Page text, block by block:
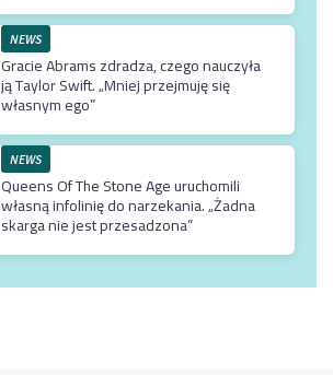
NEWS
Gracie Abrams zdradza, czego nauczyła
ją Taylor Swift. „Mniej przejmuję się
własnym ego”
NEWS
Queens Of The Stone Age uruchomili
własną infolinię do narzekania. „Żadna
skarga nie jest przesadzona”